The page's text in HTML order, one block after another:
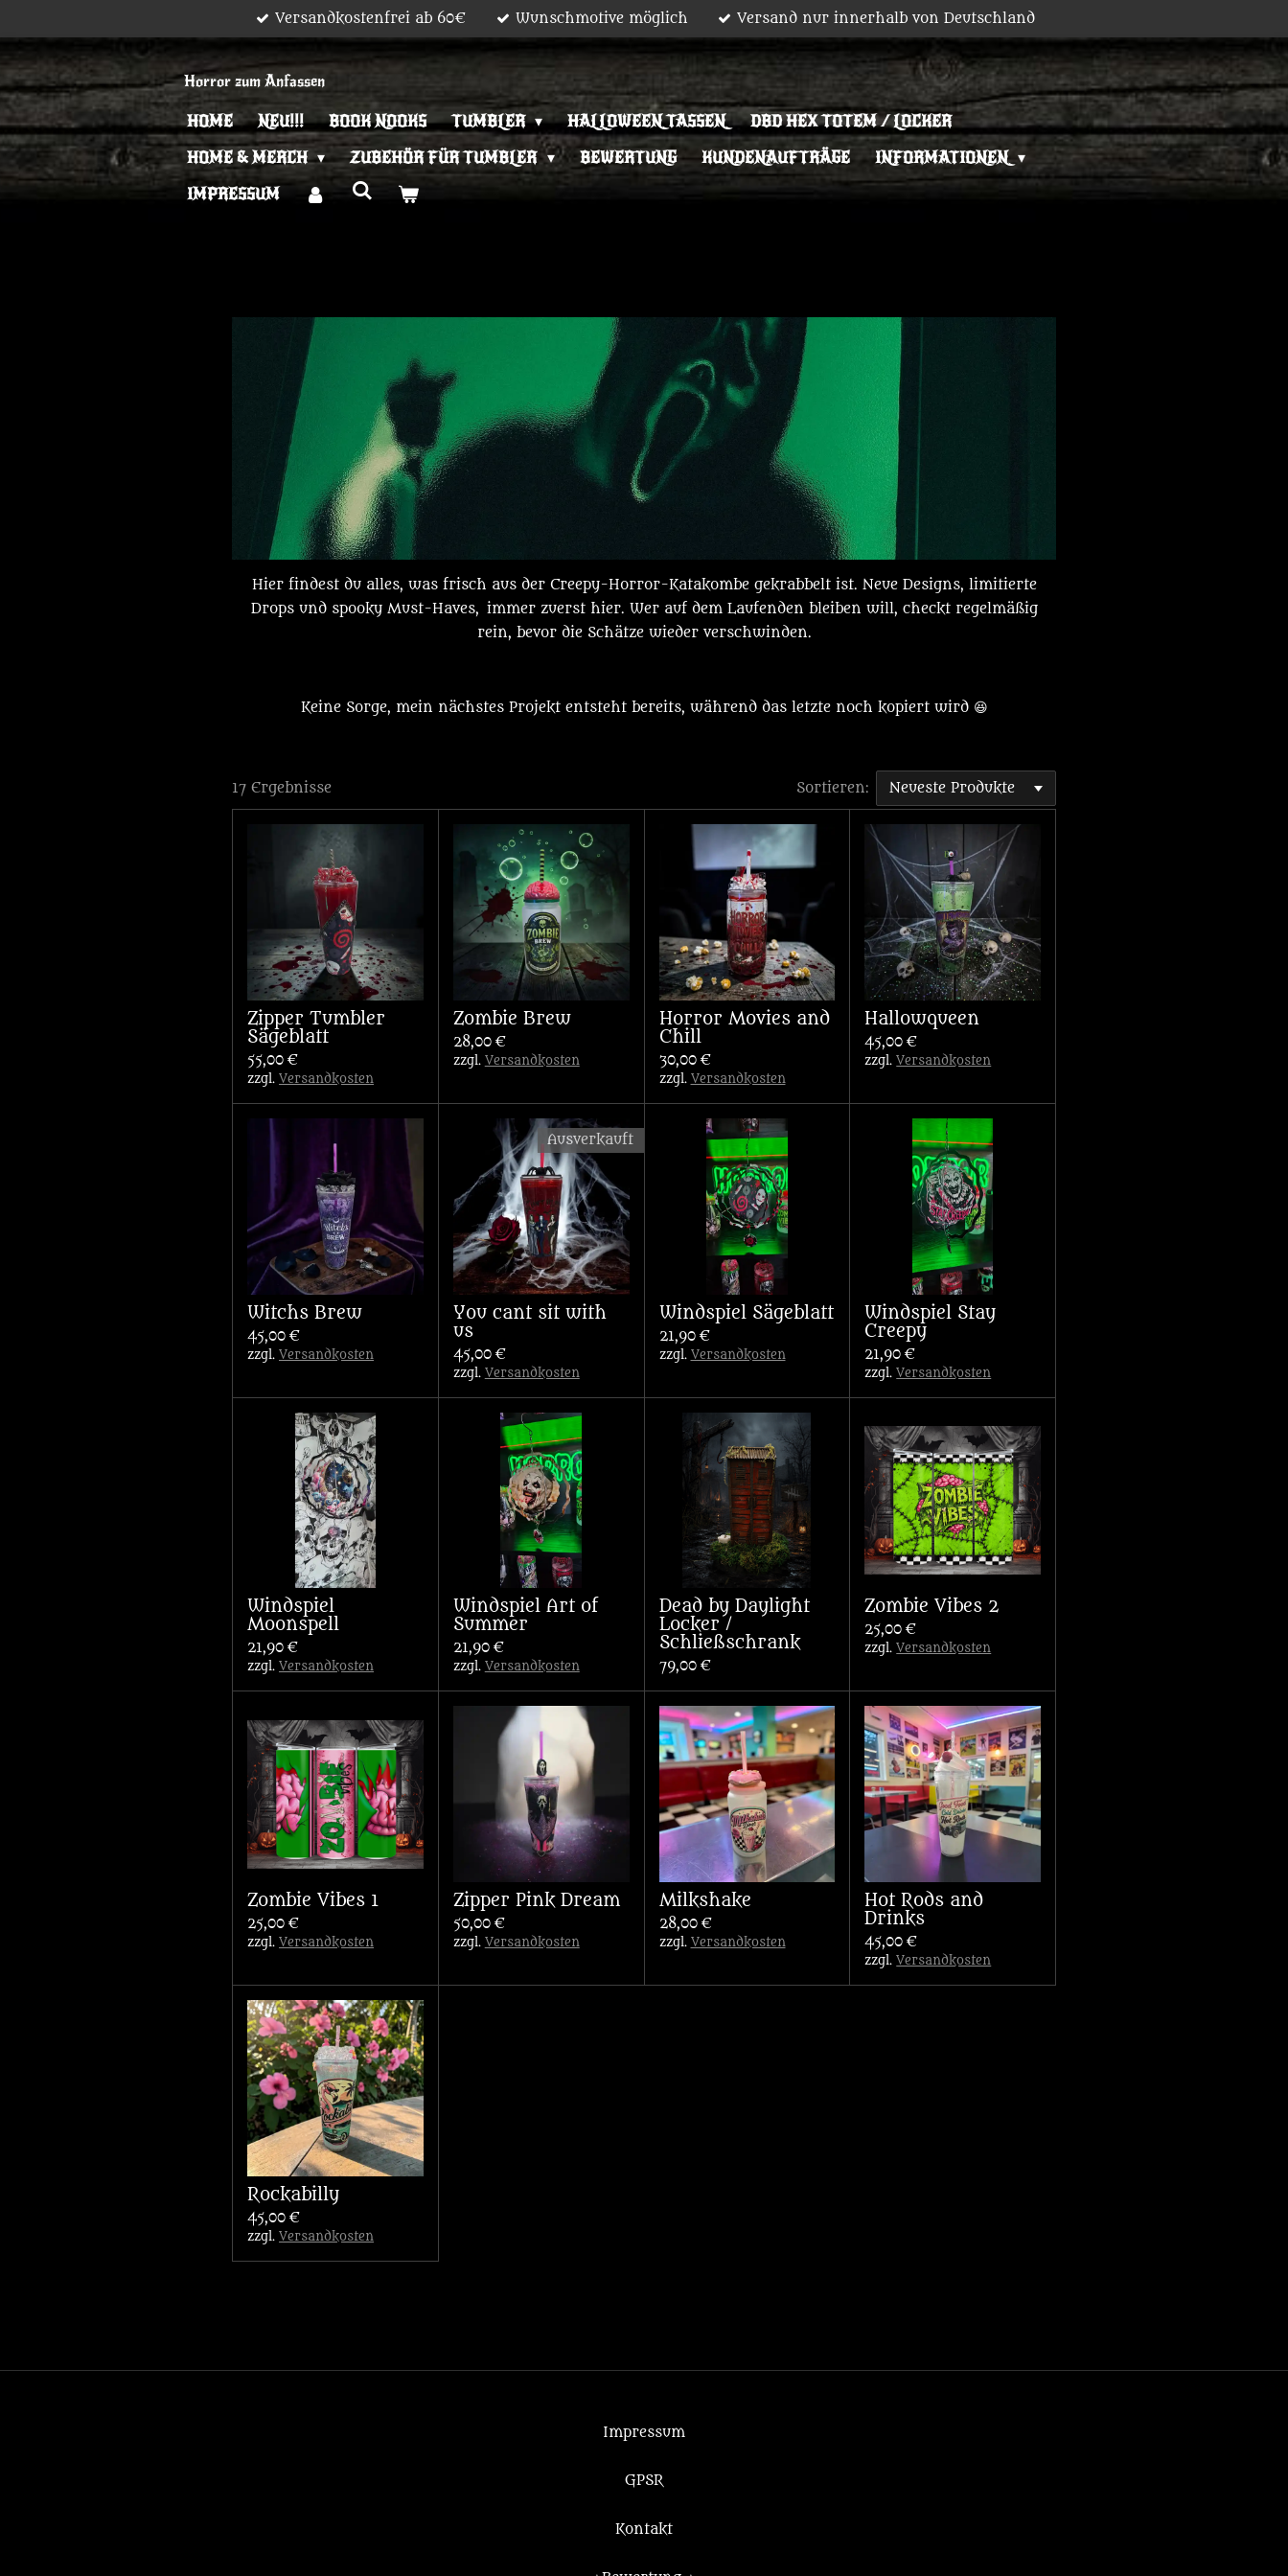
springen
Versandkostenfrei ab 60€ Wunschmotive möglich Versand nur innerhalb von Deutschland
Horror zum Anfassen
HOME NEU!!! BOOK NOOKS TUMBLER HALLOWEEN TASSEN
DBD HEX TOTEM / LOCKER
HOME & MERCH
ZUBEHÖR FÜR TUMBLER BEWERTUNG KUNDENAUFTRÄGE
INFORMATIONEN
IMPRESSUM
Hier findest du alles, was frisch aus der Creepy-Horror-Katakombe gekrabbelt ist. Neue Designs, limitierte
Drops und spooky Must-Haves, immer zuerst hier. Wer auf dem Laufenden bleiben will, checkt regelmäßig
rein, bevor die Schätze wieder verschwinden.
Keine Sorge, mein nächstes Projekt entsteht bereits, während das letzte noch kopiert wird 😆
17 Ergebnisse Sortieren:
Zipper Tumbler
Sägeblatt
55,00 €
zzgl. Versandkosten
Zombie Brew
28,00 €
zzgl. Versandkosten
Horror Movies and
Chill
30,00 €
zzgl. Versandkosten
Hallowqueen
45,00 €
zzgl.Versandkosten
Witchs Brew
45,00 €
zzgl. Versandkosten
Ausverkauft
You cant sit with
us
45,00 €
zzgl. Versandkosten
Windspiel Sägeblatt
21,90 €
zzgl. Versandkosten
Windspiel Stay
Creepy
21,90 €
zzgl.Versandkosten
Windspiel
Moonspell
21,90 €
zzgl. Versandkosten
Windspiel Art of
Summer
21,90 €
zzgl. Versandkosten
Dead by Daylight
Locker /
Schließschrank
79,00 €
Zombie Vibes 2
25,00 €
zzgl.Versandkosten
Zombie Vibes 1
25,00 €
zzgl. Versandkosten
Zipper Pink Dream
50,00 €
zzgl. Versandkosten
Milkshake
28,00 €
zzgl. Versandkosten
Hot Rods and
Drinks
45,00 €
zzgl.Versandkosten
Rockabilly
45,00 €
zzgl. Versandkosten
Impressum
GPSR
Kontakt